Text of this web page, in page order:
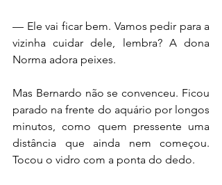
— Ele vai ficar bem. Vamos pedir para a
vizinha cuidar dele, lembra? A dona
Norma adora peixes.
Mas Bernardo não se convenceu. Ficou
parado na frente do aquário por longos
minutos, como quem pressente uma
distância que ainda nem começou.
Tocou o vidro com a ponta do dedo.